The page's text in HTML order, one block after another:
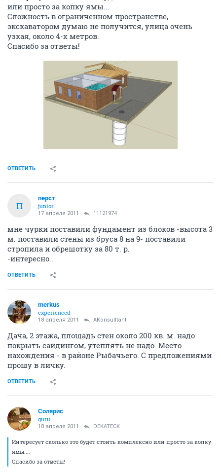
или просто за копку ямы...
Сложность в ограниченном пространстве,
экскаватором думаю не получится, улица очень
узкая, около 4-х метров.
Спасибо за ответы!
ОТВЕТИТЬ
П
перст
junior
17 апреля 2011 11121974
мне чурки поставили фундамент из блоков -высота 3
м. поставили стены из бруса 8 на 9- поставили
стропила и обрешотку за 80 т. р.
-интересно..
ОТВЕТИТЬ
merkus
experienced
18 апреля 2011 AKonsulltant
Дача, 2 этажа, площадь стен около 200 кв. м. надо
покрыть сайдингом, утеплять не надо. Место
нахождения - в районе Рыбачьего. С предложениями
прошу в личку.
ОТВЕТИТЬ
Солярис
guru
18 апреля 2011 DEKATECK
Интересует сколько это будет стоить комплексно или просто за копку
ямы....
Спасибо за ответы!